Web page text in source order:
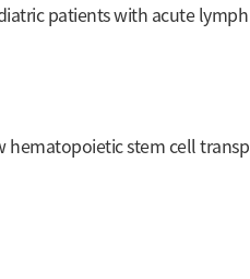
patients with acute lymph
hematopoietic stem cell transp